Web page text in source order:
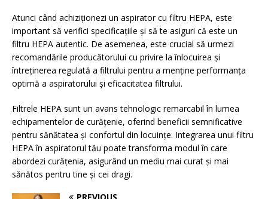
Atunci când achiziționezi un aspirator cu filtru HEPA, este
important să verifici specificațiile și să te asiguri că este un
filtru HEPA autentic. De asemenea, este crucial să urmezi
recomandările producătorului cu privire la înlocuirea și
întreținerea regulată a filtrului pentru a menține performanța
optimă a aspiratorului și eficacitatea filtrului.
Filtrele HEPA sunt un avans tehnologic remarcabil în lumea
echipamentelor de curățenie, oferind beneficii semnificative
pentru sănătatea și confortul din locuințe. Integrarea unui filtru
HEPA în aspiratorul tău poate transforma modul în care
abordezi curățenia, asigurând un mediu mai curat și mai
sănătos pentru tine și cei dragi.